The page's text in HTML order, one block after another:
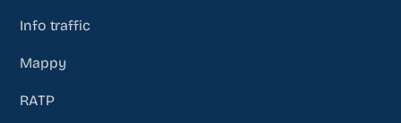
Info traffic
Mappy
RATP